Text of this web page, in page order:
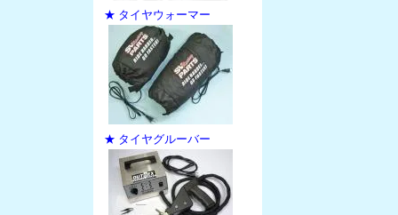
★ タイヤウォーマー
★ タイヤグルーバー